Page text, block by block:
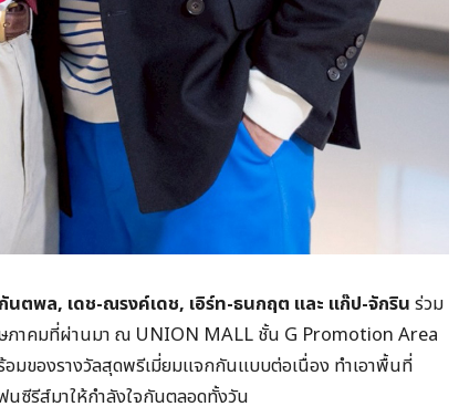
ตพล, เดช-ณรงค์เดช, เอิร์ท-ธนกฤต และ แก๊ป-จักริน ร่วม
ภาคมที่ผ่านมา ณ UNION MALL ชั้น G Promotion Area
ของรางวัลสุดพรีเมี่ยมแจกกันแบบต่อเนื่อง ทำเอาพื้นที่
รีส์มาให้กำลังใจกันตลอดทั้งวัน